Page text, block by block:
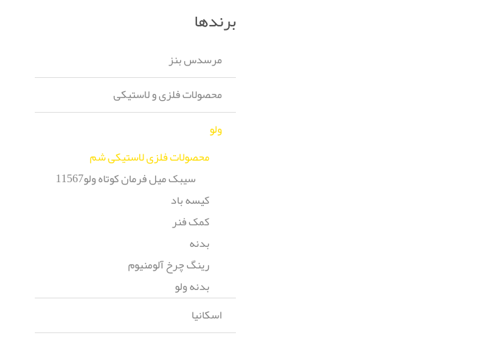
برندها
مرسدس بنز
محصولات فلزی و لاستیکی
ولو
محصولات فلزی لاستیکی شم
سيبک ميل فرمان کوتاه ولو11567
کیسه باد
کمک فنر
بدنه
رینگ چرخ آلومنیوم
بدنه ولو
اسکانیا